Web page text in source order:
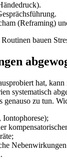
(Reframing)
‍bauen
hat,
systematisch
zu tun.